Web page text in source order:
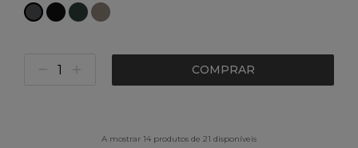
COMPRAR
A mostrar 14 produtos de 21 disponíveis